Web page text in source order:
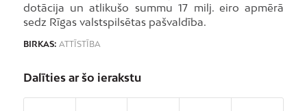
dotācija un atlikušo summu 17 milj. eiro apmērā
sedz Rīgas valstspilsētas pašvaldība.
BIRKAS: ATTĪSTĪBA
Dalīties ar šo ierakstu